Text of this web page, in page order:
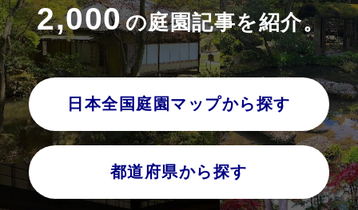
2,000の庭園記事を紹介。
日本全国庭園マップから探す
都道府県から探す